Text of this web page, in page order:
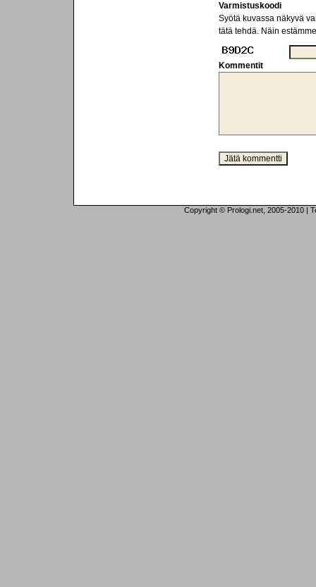
Varmistuskoodi
Syötä kuvassa näkyvä
tätä tehdä. Näin
Kommentit
Copyright © Prologi.net, 2005-2010 |